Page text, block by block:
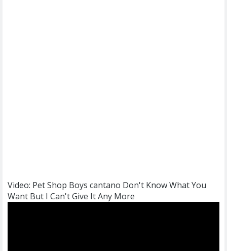
Video: Pet Shop Boys cantano Don't Know What You
Want But I Can't Give It Any More